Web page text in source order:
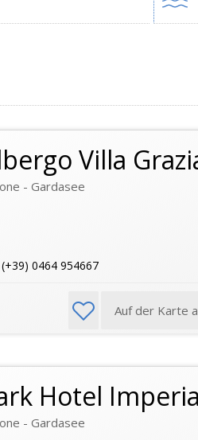
Villa
- Gardasee
(+39) 0464 954667
Auf der Karte
Hotel
- Gardasee